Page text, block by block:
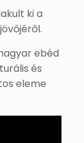
ki a
ebéd
és
eleme